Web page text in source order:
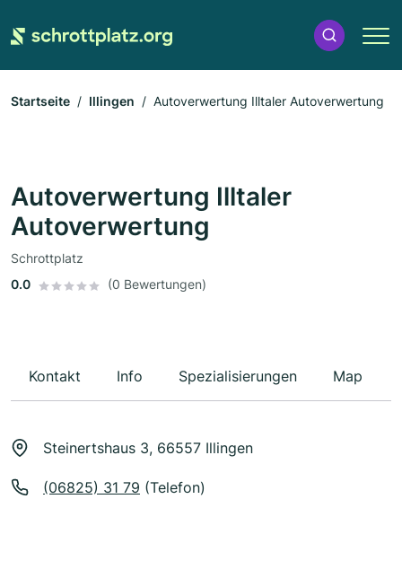
Startseite Illingen Autoverwertung Illtaler Autoverwertung
Autoverwertung Illtaler
Autoverwertung
Schrottplatz
0.0
(0 Bewertungen)
Kontakt Info Spezialisierungen Map
Steinertshaus 3, 66557 Illingen
(06825) 31 79 (Telefon)